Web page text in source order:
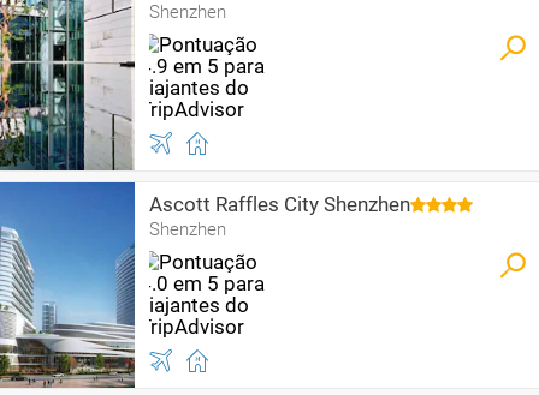
Shenzhen
Ascott Raffles City Shenzhen
Shenzhen